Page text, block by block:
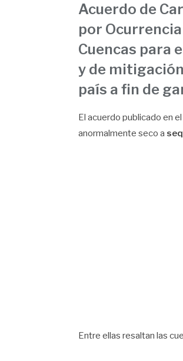
Acuerdo de
por
Cuencas para
y de
país a fin de
El acuerdo publicado en
anormalmente seco a
Entre ellas resaltan las